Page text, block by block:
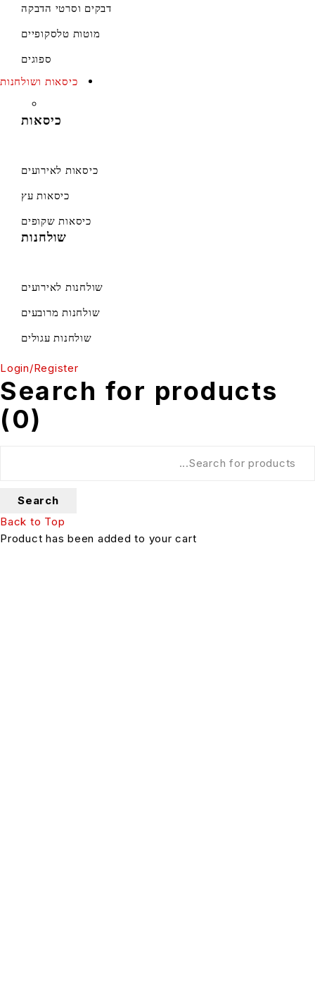
דבקים וסרטי הדבקה
מוטות טלסקופיים
ספוגים
כיסאות ושולחנות
כיסאות
כיסאות לאירועים
כיסאות עץ
כיסאות שקופים
שולחנות
שולחנות לאירועים
שולחנות מרובעים
שולחנות עגולים
Login/Register
Search for products
(0
Back to Top
Product has been added to your cart